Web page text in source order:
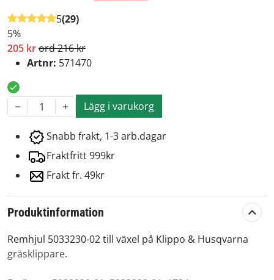
5(29)
5%
205 krord 216 kr
Artnr: 571470
1 Lägg i varukorg
Snabb frakt, 1-3 arb.dagar
Fraktfritt 999kr
Frakt fr. 49kr
Produktinformation
Remhjul 5033230-02 till växel på Klippo & Husqvarna
gräsklippare.